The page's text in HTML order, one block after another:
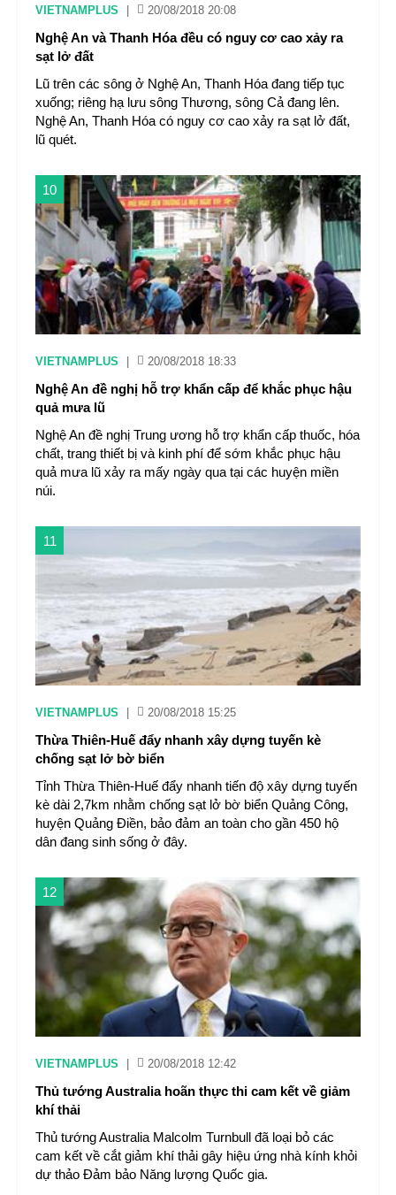
VIETNAMPLUS 20/08/2018 20:08
Nghệ An và Thanh Hóa đều có nguy cơ cao xảy ra
sạt lở đất
Lũ trên các sông ở Nghệ An, Thanh Hóa đang tiếp tục
xuống; riêng hạ lưu sông Thương, sông Cả đang lên.
Nghệ An, Thanh Hóa có nguy cơ cao xảy ra sạt lở đất,
lũ quét.
10
VIETNAMPLUS 20/08/2018 18:33
Nghệ An đề nghị hỗ trợ khẩn cấp để khắc phục hậu
quả mưa lũ
Nghệ An đề nghị Trung ương hỗ trợ khẩn cấp thuốc, hóa
chất, trang thiết bị và kinh phí để sớm khắc phục hậu
quả mưa lũ xảy ra mấy ngày qua tại các huyện miền
núi.
11
VIETNAMPLUS 20/08/2018 15:25
Thừa Thiên-Huế đẩy nhanh xây dựng tuyến kè
chống sạt lở bờ biển
Tỉnh Thừa Thiên-Huế đẩy nhanh tiến độ xây dựng tuyến
kè dài 2,7km nhằm chống sạt lở bờ biển Quảng Công,
huyện Quảng Điền, bảo đảm an toàn cho gần 450 hộ
dân đang sinh sống ở đây.
12
VIETNAMPLUS 20/08/2018 12:42
Thủ tướng Australia hoãn thực thi cam kết về giảm
khí thải
Thủ tướng Australia Malcolm Turnbull đã loại bỏ các
cam kết về cắt giảm khí thải gây hiệu ứng nhà kính khỏi
dự thảo Đảm bảo Năng lượng Quốc gia.